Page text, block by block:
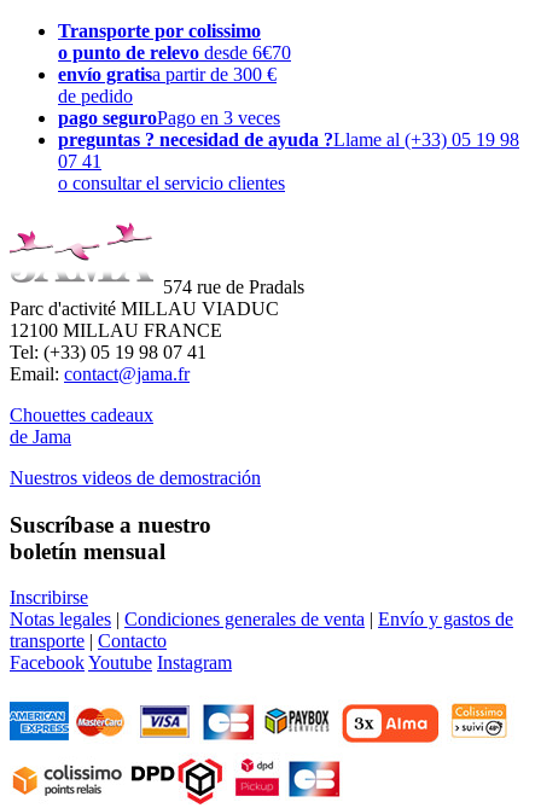
Transporte por colissimo
o punto de relevo desde 6€70
envío gratisa partir de 300 €
de pedido
pago seguroPago en 3 veces
preguntas ? necesidad de ayuda ?Llame al (+33) 05 19 98
07 41
o consultar el servicio clientes
574 rue de Pradals
Parc d'activité MILLAU VIADUC
12100 MILLAU FRANCE
Tel: (+33) 05 19 98 07 41
Email: contact@jama.fr
Chouettes cadeaux
de Jama
Nuestros videos de demostración
Suscríbase a nuestro
boletín mensual
Inscribirse
Notas legales | Condiciones generales de venta | Envío y gastos de
transporte | Contacto
FacebookYoutube Instagram